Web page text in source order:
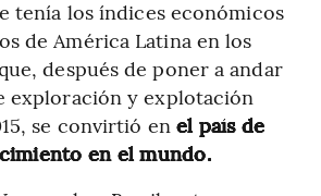
tenía los índices económicos
de América Latina en los
después de poner a andar
exploración y explotación
se convirtió en el país de
en el mundo.